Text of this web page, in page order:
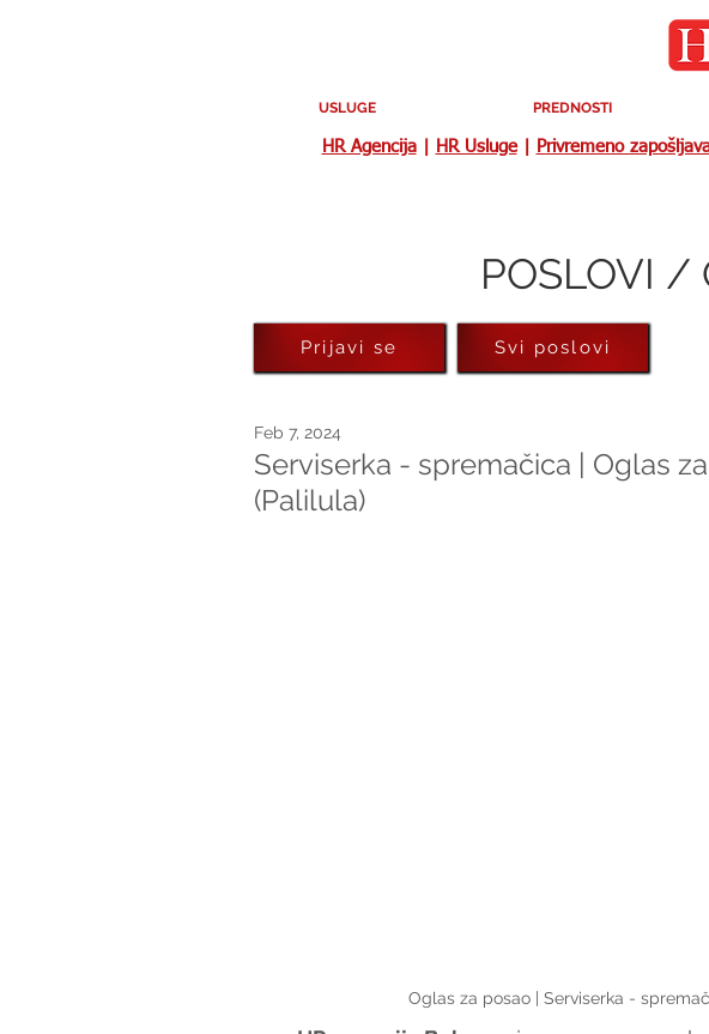
USLUGE PREDNOSTI
HR Agencija| HR Usluge| Privremeno
POSLOVI /
Serviserka - spremačica | Oglas
(Palilula)
Feb 7, 2024
Oglas za posao | Serviserka -
Prijavi se Svi poslovi